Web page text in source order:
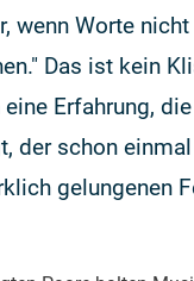
wenn Worte nicht
Das ist kein
Erfahrung,
der schon
gelungenen